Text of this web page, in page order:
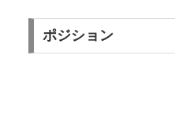
ポジション